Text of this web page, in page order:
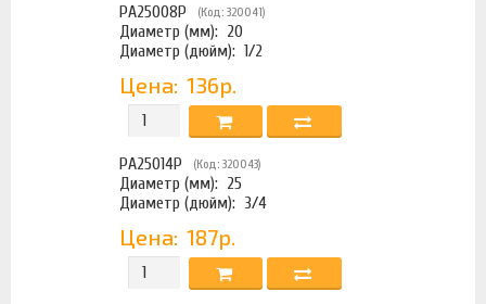
PA25008P (Код: 320041)
Диаметр (мм): 20
Диаметр (дюйм): 1/2
Цена: 136р.
PA25014P (Код: 320043)
Диаметр (мм): 25
Диаметр (дюйм): 3/4
Цена: 187р.